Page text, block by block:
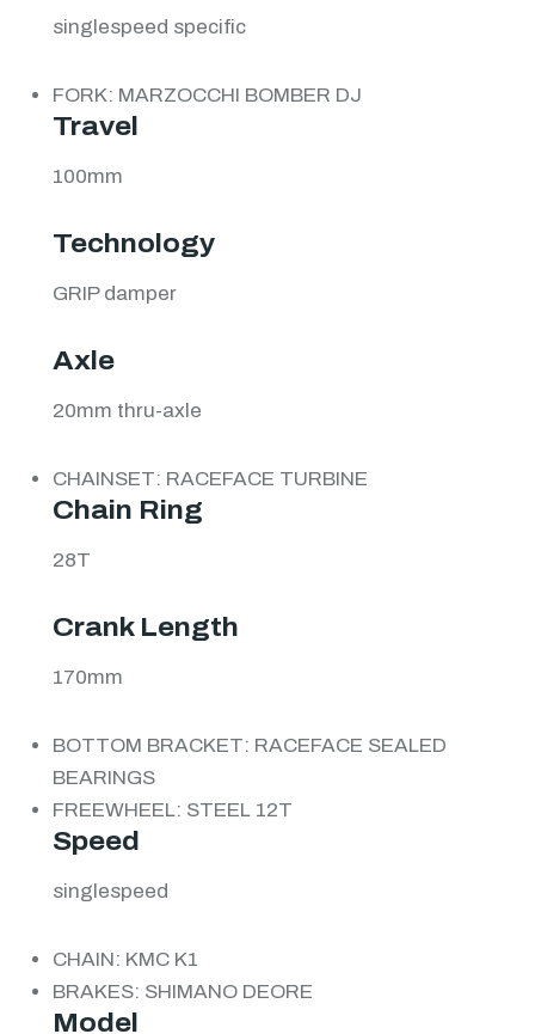
singlespeed specific
FORK: MARZOCCHI BOMBER DJ
Travel
100mm
Technology
GRIP damper
Axle
20mm thru-axle
CHAINSET: RACEFACE TURBINE
Chain Ring
28T
Crank Length
170mm
BOTTOM BRACKET: RACEFACE SEALED
BEARINGS
FREEWHEEL: STEEL 12T
Speed
singlespeed
CHAIN: KMC K1
BRAKES: SHIMANO DEORE
Model